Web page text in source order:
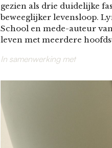
gezien als drie duidelijke
beweeglijker levensloop.
School en mede-auteur
leven met meerdere
In samenwerking met